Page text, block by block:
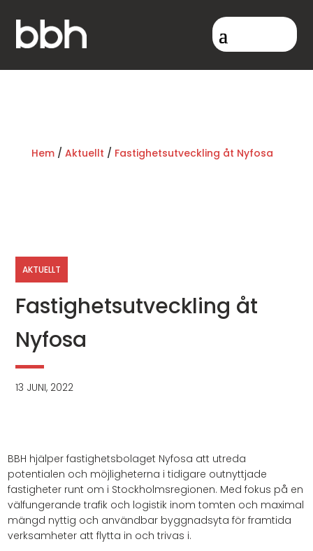
Hem/ Aktuellt / Fastighetsutveckling åt Nyfosa
AKTUELLT
Fastighetsutveckling åt
Nyfosa
13 JUNI, 2022
BBH hjälper fastighetsbolaget Nyfosa att utreda
potentialen och möjligheterna i tidigare outnyttjade
fastigheter runt om i Stockholmsregionen. Med fokus på en
välfungerande trafik och logistik inom tomten och maximal
mängd nyttig och användbar byggnadsyta för framtida
verksamheter att flytta in och trivas i.